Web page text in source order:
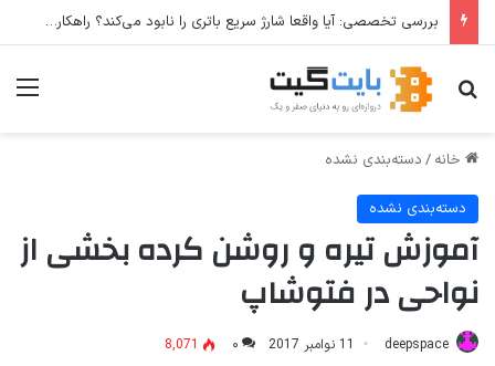
بررسی تخصصی: آیا واقعا شارژ سریع باتری را نابود می‌کند؟ راهکارهای عملی برای افزایش طول عمر باتری
جستجو برای
خانه / دسته‌بندی نشده
دسته‌بندی نشده
آموزش تیره و روشن کرده بخشی از
نواحی در فتوشاپ
deepspace 11 نوامبر 2017 ۰
8,071